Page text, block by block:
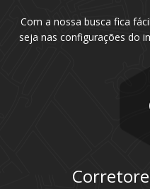
Com a nossa busca fica
seja nas configurações do